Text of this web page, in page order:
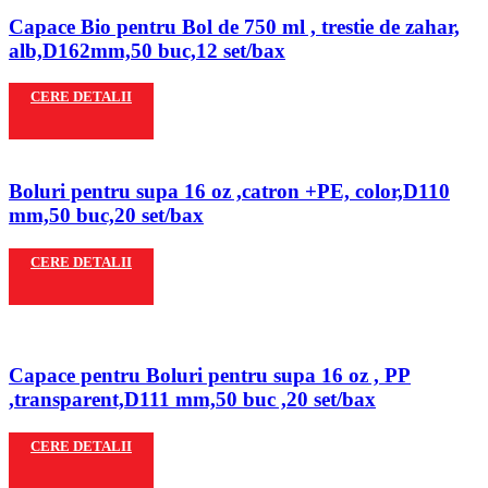
Capace Bio pentru Bol de 750 ml , trestie de zahar,
alb,D162mm,50 buc,12 set/bax
CERE DETALII
Boluri pentru supa 16 oz ,catron +PE, color,D110
mm,50 buc,20 set/bax
CERE DETALII
Capace pentru Boluri pentru supa 16 oz , PP
,transparent,D111 mm,50 buc ,20 set/bax
CERE DETALII